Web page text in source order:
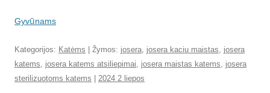
Gyvūnams
Kategorijos: Katėms | Žymos: josera, josera kaciu maistas, josera
katems, josera katems atsiliepimai, josera maistas katems, josera
sterilizuotoms katems
2024 2 liepos